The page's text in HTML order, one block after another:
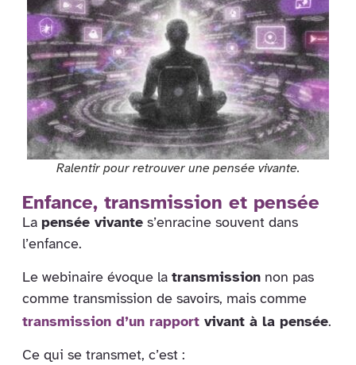
Ralentir pour retrouver une pensée vivante.
Enfance, transmission et pensée
La pensée vivante s’enracine souvent dans
l’enfance.
Le webinaire évoque la transmission non pas
comme transmission de savoirs, mais comme
transmission d’un rapport vivant à la pensée.
Ce qui se transmet, c’est :